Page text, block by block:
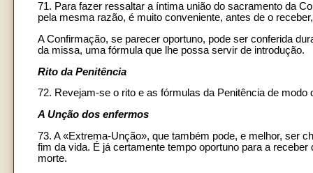
71. Para fazer ressaltar a íntima união do sacramento da
pela mesma razão, é muito conveniente, antes de o
A Confirmação, se parecer oportuno, pode ser conferida
da missa, uma fórmula que lhe possa servir de introdução.
Rito da Penitência
72. Revejam-se o rito e as fórmulas da Penitência de
A Unção dos enfermos
73. A «Extrema-Unção», que também pode, e melhor, ser
fim da vida. É já certamente tempo oportuno para a
morte.